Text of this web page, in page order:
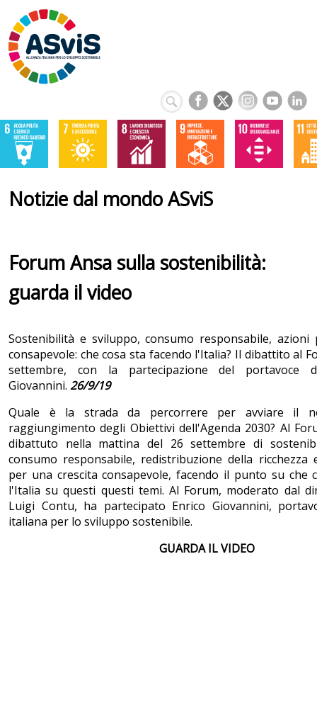
Notizie dal mondo ASviS
Forum Ansa sulla sostenibilità:
guarda il video
Sostenibilità e sviluppo, consumo responsabile, azioni
consapevole: che cosa sta facendo l'Italia? Il dibattito al
settembre, con la partecipazione del portavoce
Giovannini. 26/9/19
Quale è la strada da percorrere per avviare il
raggiungimento degli Obiettivi dell'Agenda 2030? Al
dibattuto nella mattina del 26 settembre di
consumo responsabile, redistribuzione della ricchezza
per una crescita consapevole, facendo il punto su che
l'Italia su questi questi temi. Al Forum, moderato dal
Luigi Contu, ha partecipato Enrico Giovannini,
italiana per lo sviluppo sostenibile.
GUARDA IL VIDEO